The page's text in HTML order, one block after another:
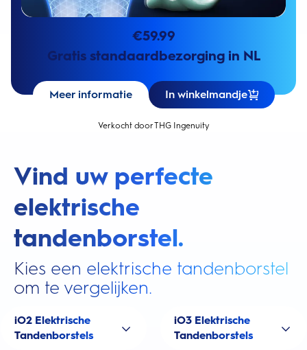
€59.99
Gratis standaardbezorging in NL
Meer informatie In winkelmandje
Verkocht door THG Ingenuity
Vind uw perfecte
elektrische
tandenborstel.
Kies een elektrische tandenborstel
om te vergelijken.
iO2 Elektrische
Tandenborstels
iO3 Elektrische
Tandenborstels